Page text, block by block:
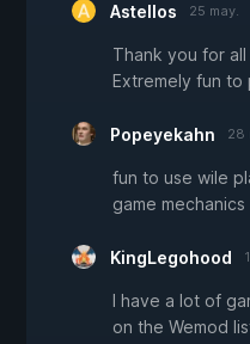
Astellos 25 may.
Thank you for
Extremely fun to
Popeyekahn 28
fun to use wile
game mechanics
KingLegohood
I have a lot of
on the Wemod